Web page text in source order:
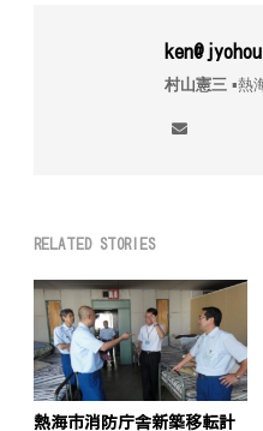
村山憲三▪︎熱
RELATED STORIES
熱海市消防庁舎新築移転計